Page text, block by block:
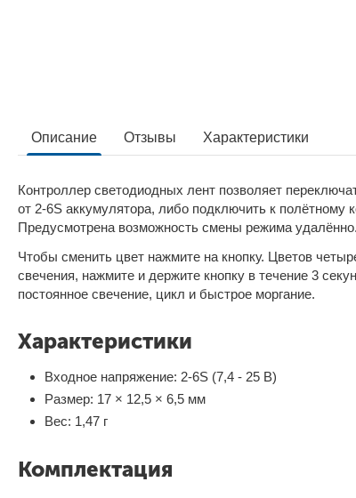
Описание Отзывы Характеристики
Контроллер светодиодных лент позволяет
от 2-6S аккумулятора, либо подключить к полётному
Предусмотрена возможность смены режима удалённо.
Чтобы сменить цвет нажмите на кнопку. Цветов
свечения, нажмите и держите кнопку в течение 3
постоянное свечение, цикл и быстрое моргание.
Характеристики
Входное напряжение: 2-6S (7,4 - 25 В)
Размер: 17 × 12,5 × 6,5 мм
Вес: 1,47 г
Комплектация